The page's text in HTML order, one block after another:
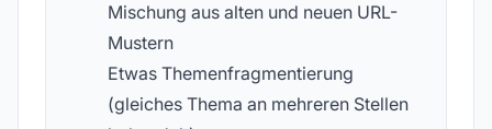
Mischung aus alten und neuen URL-
Mustern
Etwas Themenfragmentierung
(gleiches Thema an mehreren Stellen